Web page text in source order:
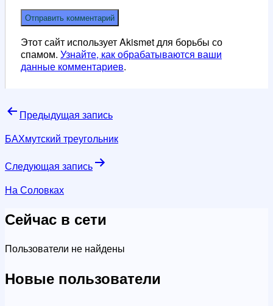
Этот сайт использует Akismet для борьбы со
спамом. Узнайте, как обрабатываются ваши
данные комментариев.
Навигация
по
Предыдущая запись
БАХмутский треугольник
Следующая запись
На Соловках
Сейчас в сети
Пользователи не найдены
Новые пользователи